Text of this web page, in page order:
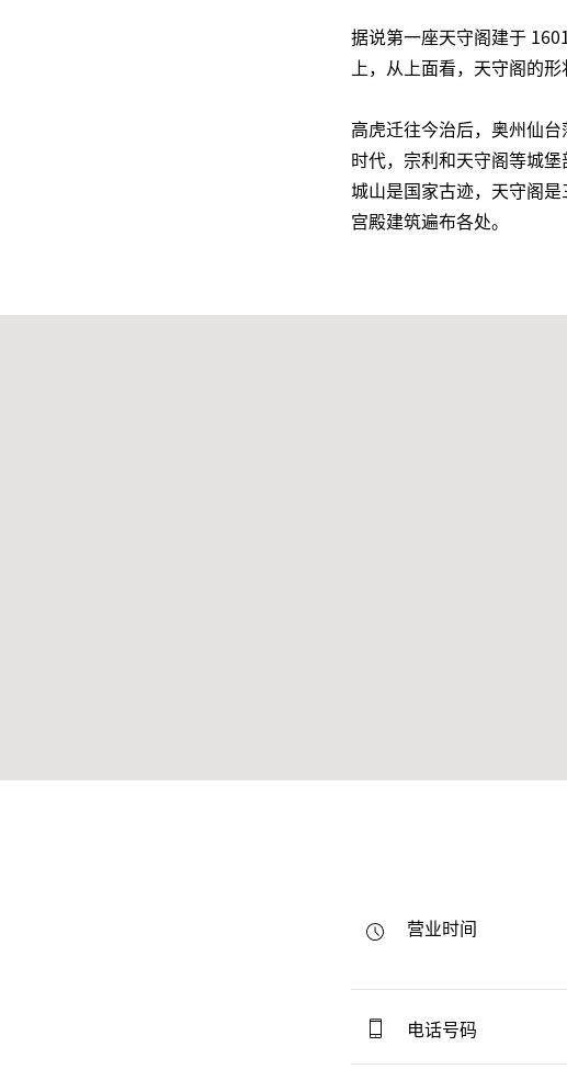
据说第一座天守阁建于
上，从上面看，天守阁的
高虎迁往今治后，奥州仙
时代，宗利和天守阁等城
城山是国家古迹，天守阁
宫殿建筑遍布各处。
营业时间
电话号码